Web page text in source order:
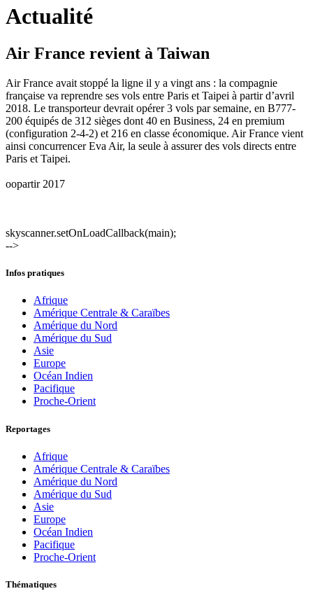
Actualité
Air France revient à Taiwan
Air France avait stoppé la ligne il y a vingt ans : la compagnie
française va reprendre ses vols entre Paris et Taipei à partir d’avril
2018. Le transporteur devrait opérer 3 vols par semaine, en B777-
200 équipés de 312 sièges dont 40 en Business, 24 en premium
(configuration 2-4-2) et 216 en classe économique. Air France vient
ainsi concurrencer Eva Air, la seule à assurer des vols directs entre
Paris et Taipei.
oopartir 2017
skyscanner.setOnLoadCallback(main);
-->
Infos pratiques
Afrique
Amérique Centrale & Caraïbes
Amérique du Nord
Amérique du Sud
Asie
Europe
Océan Indien
Pacifique
Proche-Orient
Reportages
Afrique
Amérique Centrale & Caraïbes
Amérique du Nord
Amérique du Sud
Asie
Europe
Océan Indien
Pacifique
Proche-Orient
Thématiques